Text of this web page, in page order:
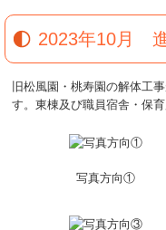
2023年10月
旧松風園・桃寿園の解体工
す。東棟及び職員宿舎・保
写真方向①